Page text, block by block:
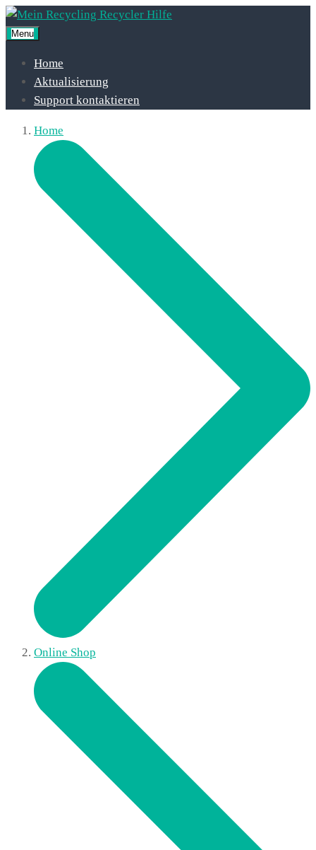
Menu
Home
Aktualisierung
Support kontaktieren
Home
Online Shop